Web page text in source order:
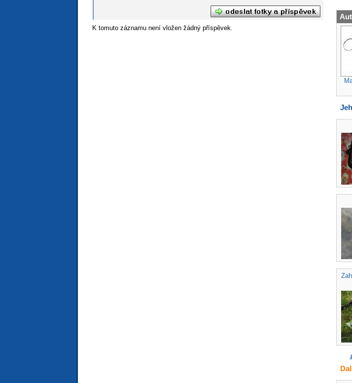
K tomuto záznamu není vložen žádný příspěvek.